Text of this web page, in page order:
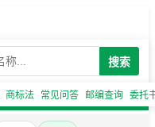
搜索
商标法 常见问答 邮编查询 委托